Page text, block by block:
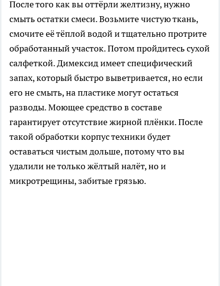
После того как вы оттёрли желтизну, нужно
смыть остатки смеси. Возьмите чистую ткань,
смочите её тёплой водой и тщательно протрите
обработанный участок. Потом пройдитесь сухой
салфеткой. Димексид имеет специфический
запах, который быстро выветривается, но если
его не смыть, на пластике могут остаться
разводы. Моющее средство в составе
гарантирует отсутствие жирной плёнки. После
такой обработки корпус техники будет
оставаться чистым дольше, потому что вы
удалили не только жёлтый налёт, но и
микротрещины, забитые грязью.